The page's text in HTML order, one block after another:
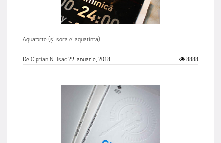
Aquaforte (și sora ei aquatinta)
DeCiprian N. Isac29 Ianuarie, 2018 8888